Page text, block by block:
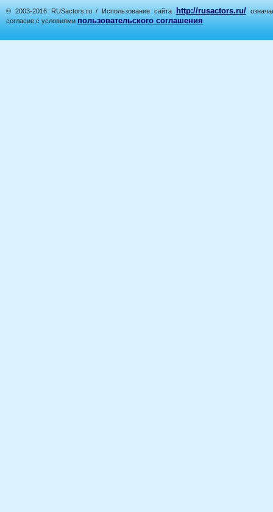
© 2003-2016 RUSactors.ru / Использование сайта http://rusactors.ru/
согласие с условиями пользовательского соглашения